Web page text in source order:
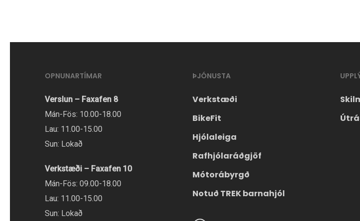
OPNUNARTÍMAR
Verslun – Faxafen 8
Mán-Fös: 10.00-18.00
Lau: 11.00-15.00
Sun: Lokað
Verkstæði – Faxafen 10
Mán-Fös: 09.00-18.00
Lau: 11.00-15.00
Sun: Lokað
ÞJÓNUSTA
Verkstæði
BikeFit
Hjólaleiga
Rafhjólaráðgjöf
Mótorábyrgð
Notuð TREK barnahjól